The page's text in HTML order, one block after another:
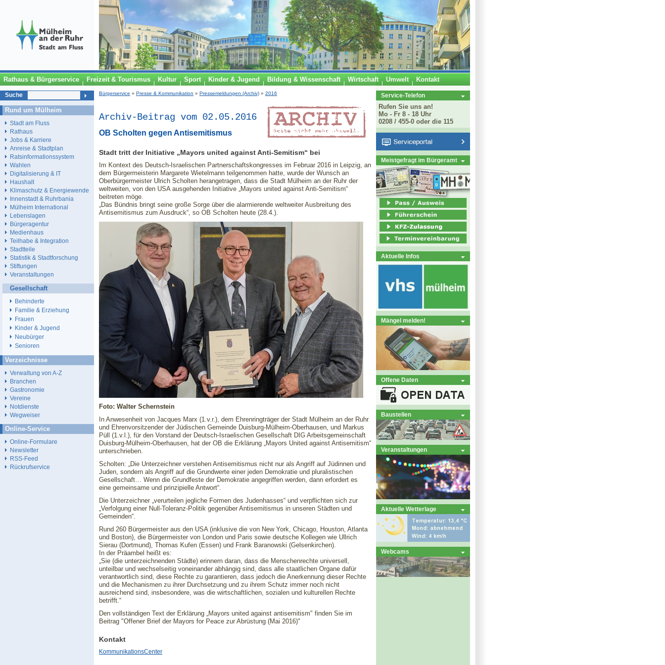
Rathaus & Bürgerservice Freizeit & Tourismus Kultur Sport Kinder & Jugend Bildung & Wissenschaft Wirtschaft Umwelt Kontakt
Bürgerservice » Presse & Kommunikation » Pressemeldungen (Archiv) » 2016
Archiv-Beitrag vom 02.05.2016
OB Scholten gegen Antisemitismus
Stadt tritt der Initiative „Mayors united against Anti-Semitism“ bei
Im Kontext des Deutsch-Israelischen Partnerschaftskongresses im Februar 2016 in Leipzig, an
dem Bürgermeisterin Margarete Wietelmann teilgenommen hatte, wurde der Wunsch an
Oberbürgermeister Ulrich Scholten herangetragen, dass die Stadt Mülheim an der Ruhr der
weltweiten, von den USA ausgehenden Initiative „Mayors united against Anti-Semitism“
beitreten möge.
„Das Bündnis bringt seine große Sorge über die alarmierende weltweiter Ausbreitung des
Antisemitismus zum Ausdruck“, so OB Scholten heute (28.4.).
Foto: Walter Schernstein
In Anwesenheit von Jacques Marx (1.v.r.), dem Ehrenringträger der Stadt Mülheim an der Ruhr
und Ehrenvorsitzender der Jüdischen Gemeinde Duisburg-Mülheim-Oberhausen, und Markus
Püll (1.v.l.), für den Vorstand der Deutsch-Israelischen Gesellschaft DIG Arbeitsgemeinschaft
Duisburg-Mülheim-Oberhausen, hat der OB die Erklärung „Mayors United against Antisemitism“
unterschrieben.
Scholten: „Die Unterzeichner verstehen Antisemitismus nicht nur als Angriff auf Jüdinnen und
Juden, sondern als Angriff auf die Grundwerte einer jeden Demokratie und pluralistischen
Gesellschaft… Wenn die Grundfeste der Demokratie angegriffen werden, dann erfordert es
eine gemeinsame und prinzipielle Antwort“.
Die Unterzeichner „verurteilen jegliche Formen des Judenhasses“ und verpflichten sich zur
„Verfolgung einer Null-Toleranz-Politik gegenüber Antisemitismus in unseren Städten und
Gemeinden“.
Rund 260 Bürgermeister aus den USA (inklusive die von New York, Chicago, Houston, Atlanta
und Boston), die Bürgermeister von London und Paris sowie deutsche Kollegen wie Ullrich
Sierau (Dortmund), Thomas Kufen (Essen) und Frank Baranowski (Gelsenkirchen).
In der Präambel heißt es:
„Sie (die unterzeichnenden Städte) erinnern daran, dass die Menschenrechte universell,
unteilbar und wechselseitig voneinander abhängig sind, dass alle staatlichen Organe dafür
verantwortlich sind, diese Rechte zu garantieren, dass jedoch die Anerkennung dieser Rechte
und die Mechanismen zu ihrer Durchsetzung und zu ihrem Schutz immer noch nicht
ausreichend sind, insbesondere, was die wirtschaftlichen, sozialen und kulturellen Rechte
betrifft.“
Den vollständigen Text der Erklärung „Mayors united against antisemitism" finden Sie im
Beitrag "Offener Brief der Mayors for Peace zur Abrüstung (Mai 2016)"
Kontakt
KommunikationsCenter
Service-Telefon
Rufen Sie uns an!
Mo - Fr 8 - 18 Uhr
0208 / 455-0 oder die 115
Meistgefragt im Bürgeramt
Aktuelle Infos
Mängel melden!
Offene Daten
Baustellen
Veranstaltungen
Aktuelle Wetterlage
Webcams
Suche
Rund um Mülheim
Stadt am Fluss
Rathaus
Jobs & Karriere
Anreise & Stadtplan
Ratsinformationssystem
Wahlen
Digitalisierung & IT
Haushalt
Klimaschutz & Energiewende
Innenstadt & Ruhrbania
Mülheim International
Lebenslagen
Bürgeragentur
Medienhaus
Teilhabe & Integration
Stadtteile
Statistik & Stadtforschung
Stiftungen
Veranstaltungen
Gesellschaft
Behinderte
Familie & Erziehung
Frauen
Kinder & Jugend
Neubürger
Senioren
Verzeichnisse
Verwaltung von A-Z
Branchen
Gastronomie
Vereine
Notdienste
Wegweiser
Online-Service
Online-Formulare
Newsletter
RSS-Feed
Rückrufservice